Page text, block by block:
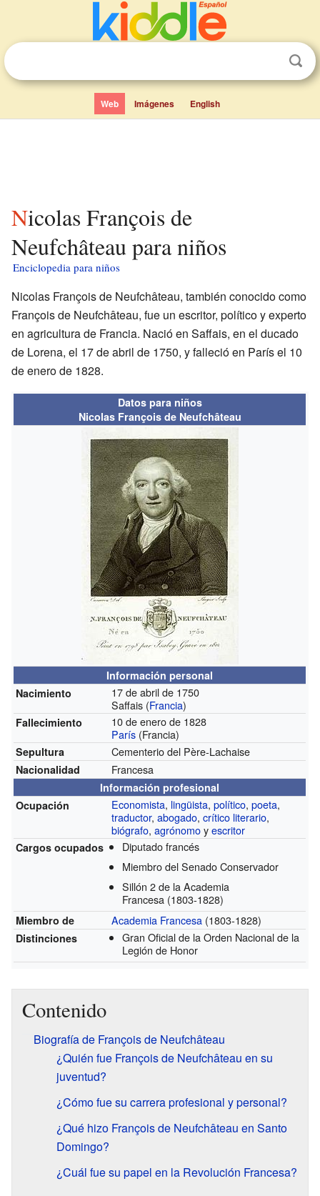
Web Imágenes English
Nicolas François de
Neufchâteau para niños
Enciclopedia para niños
Nicolas François de Neufchâteau, también conocido como
François de Neufchâteau, fue un escritor, político y experto
en agricultura de Francia. Nació en Saffais, en el ducado
de Lorena, el 17 de abril de 1750, y falleció en París el 10
de enero de 1828.
Datos para niños
Nicolas François de Neufchâteau
Información personal
Nacimiento
17 de abril de 1750
Saffais (Francia)
Fallecimiento
10 de enero de 1828
París (Francia)
Sepultura Cementerio del Père-Lachaise
Nacionalidad Francesa
Información profesional
Ocupación
Economista, lingüista,político,poeta,
traductor,abogado,crítico literario,
biógrafo,agrónomoyescritor
Cargos ocupados
Diputado francés
Miembro del Senado Conservador
Sillón 2 de la Academia
Francesa (1803-1828)
Miembro de Academia Francesa (1803-1828)
Distinciones
Gran Oficial de la Orden Nacional de la
Legión de Honor
Contenido
Biografía de François de Neufchâteau
¿Quién fue François de Neufchâteau en su
juventud?
¿Cómo fue su carrera profesional y personal?
¿Qué hizo François de Neufchâteau en Santo
Domingo?
¿Cuál fue su papel en la Revolución Francesa?